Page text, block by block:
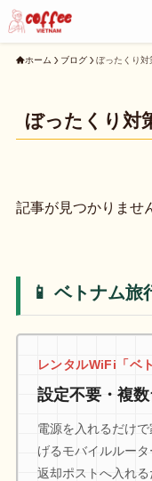
ホーム ブログ ぼったくり対
ぼったくり対
記事が見つかりませ
📱 ベトナム旅
レンタルWiFi「ベ
設定不要・複
電源を入れるだけ
げるモバイルルー
返却ポストへ入れ